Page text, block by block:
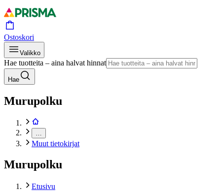
Ostoskori
Valikko
Hae tuotteita – aina halvat hinnat
Hae
Murupolku
Muut tietokirjat
Murupolku
Etusivu